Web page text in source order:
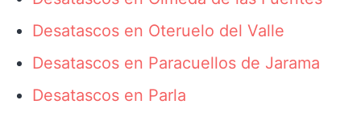
Desatascos en Oteruelo del Valle
Desatascos en Paracuellos de Jarama
Desatascos en Parla